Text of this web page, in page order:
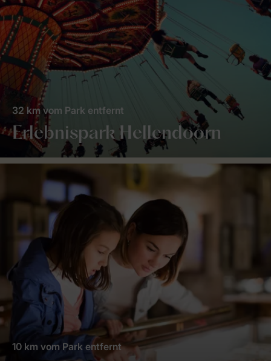
Erlebnispark Hellendoorn
32 km vom Park entfernt
10 km vom Park entfernt